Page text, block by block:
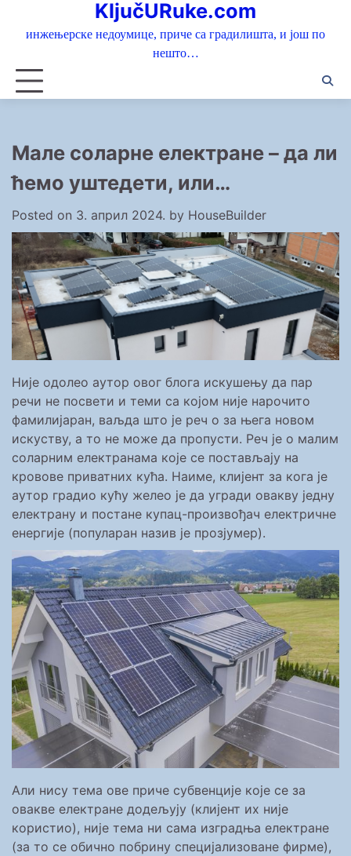
KljučURuke.com
инжењерске недоумице, приче са градилишта, и још по
нешто…
Мале соларне електране – да ли
ћемо уштедети, или…
Posted on 3. април 2024. by HouseBuilder
Није одолео аутор овог блога искушењу да пар
речи не посвети и теми са којом није нарочито
фамилијаран, ваљда што је реч о за њега новом
искуству, а то не може да пропусти. Реч је о малим
соларним електранама које се постављају на
кровове приватних кућа. Наиме, клијент за кога је
аутор градио кућу желео је да угради овакву једну
електрану и постане купац-произвођач електричне
енергије (популаран назив је прозјумер).
Али нису тема ове приче субвенције које се за
овакве електране додељују (клијент их није
користио), није тема ни сама изградња електране
(за то се обично побрину специјализоване фирме),